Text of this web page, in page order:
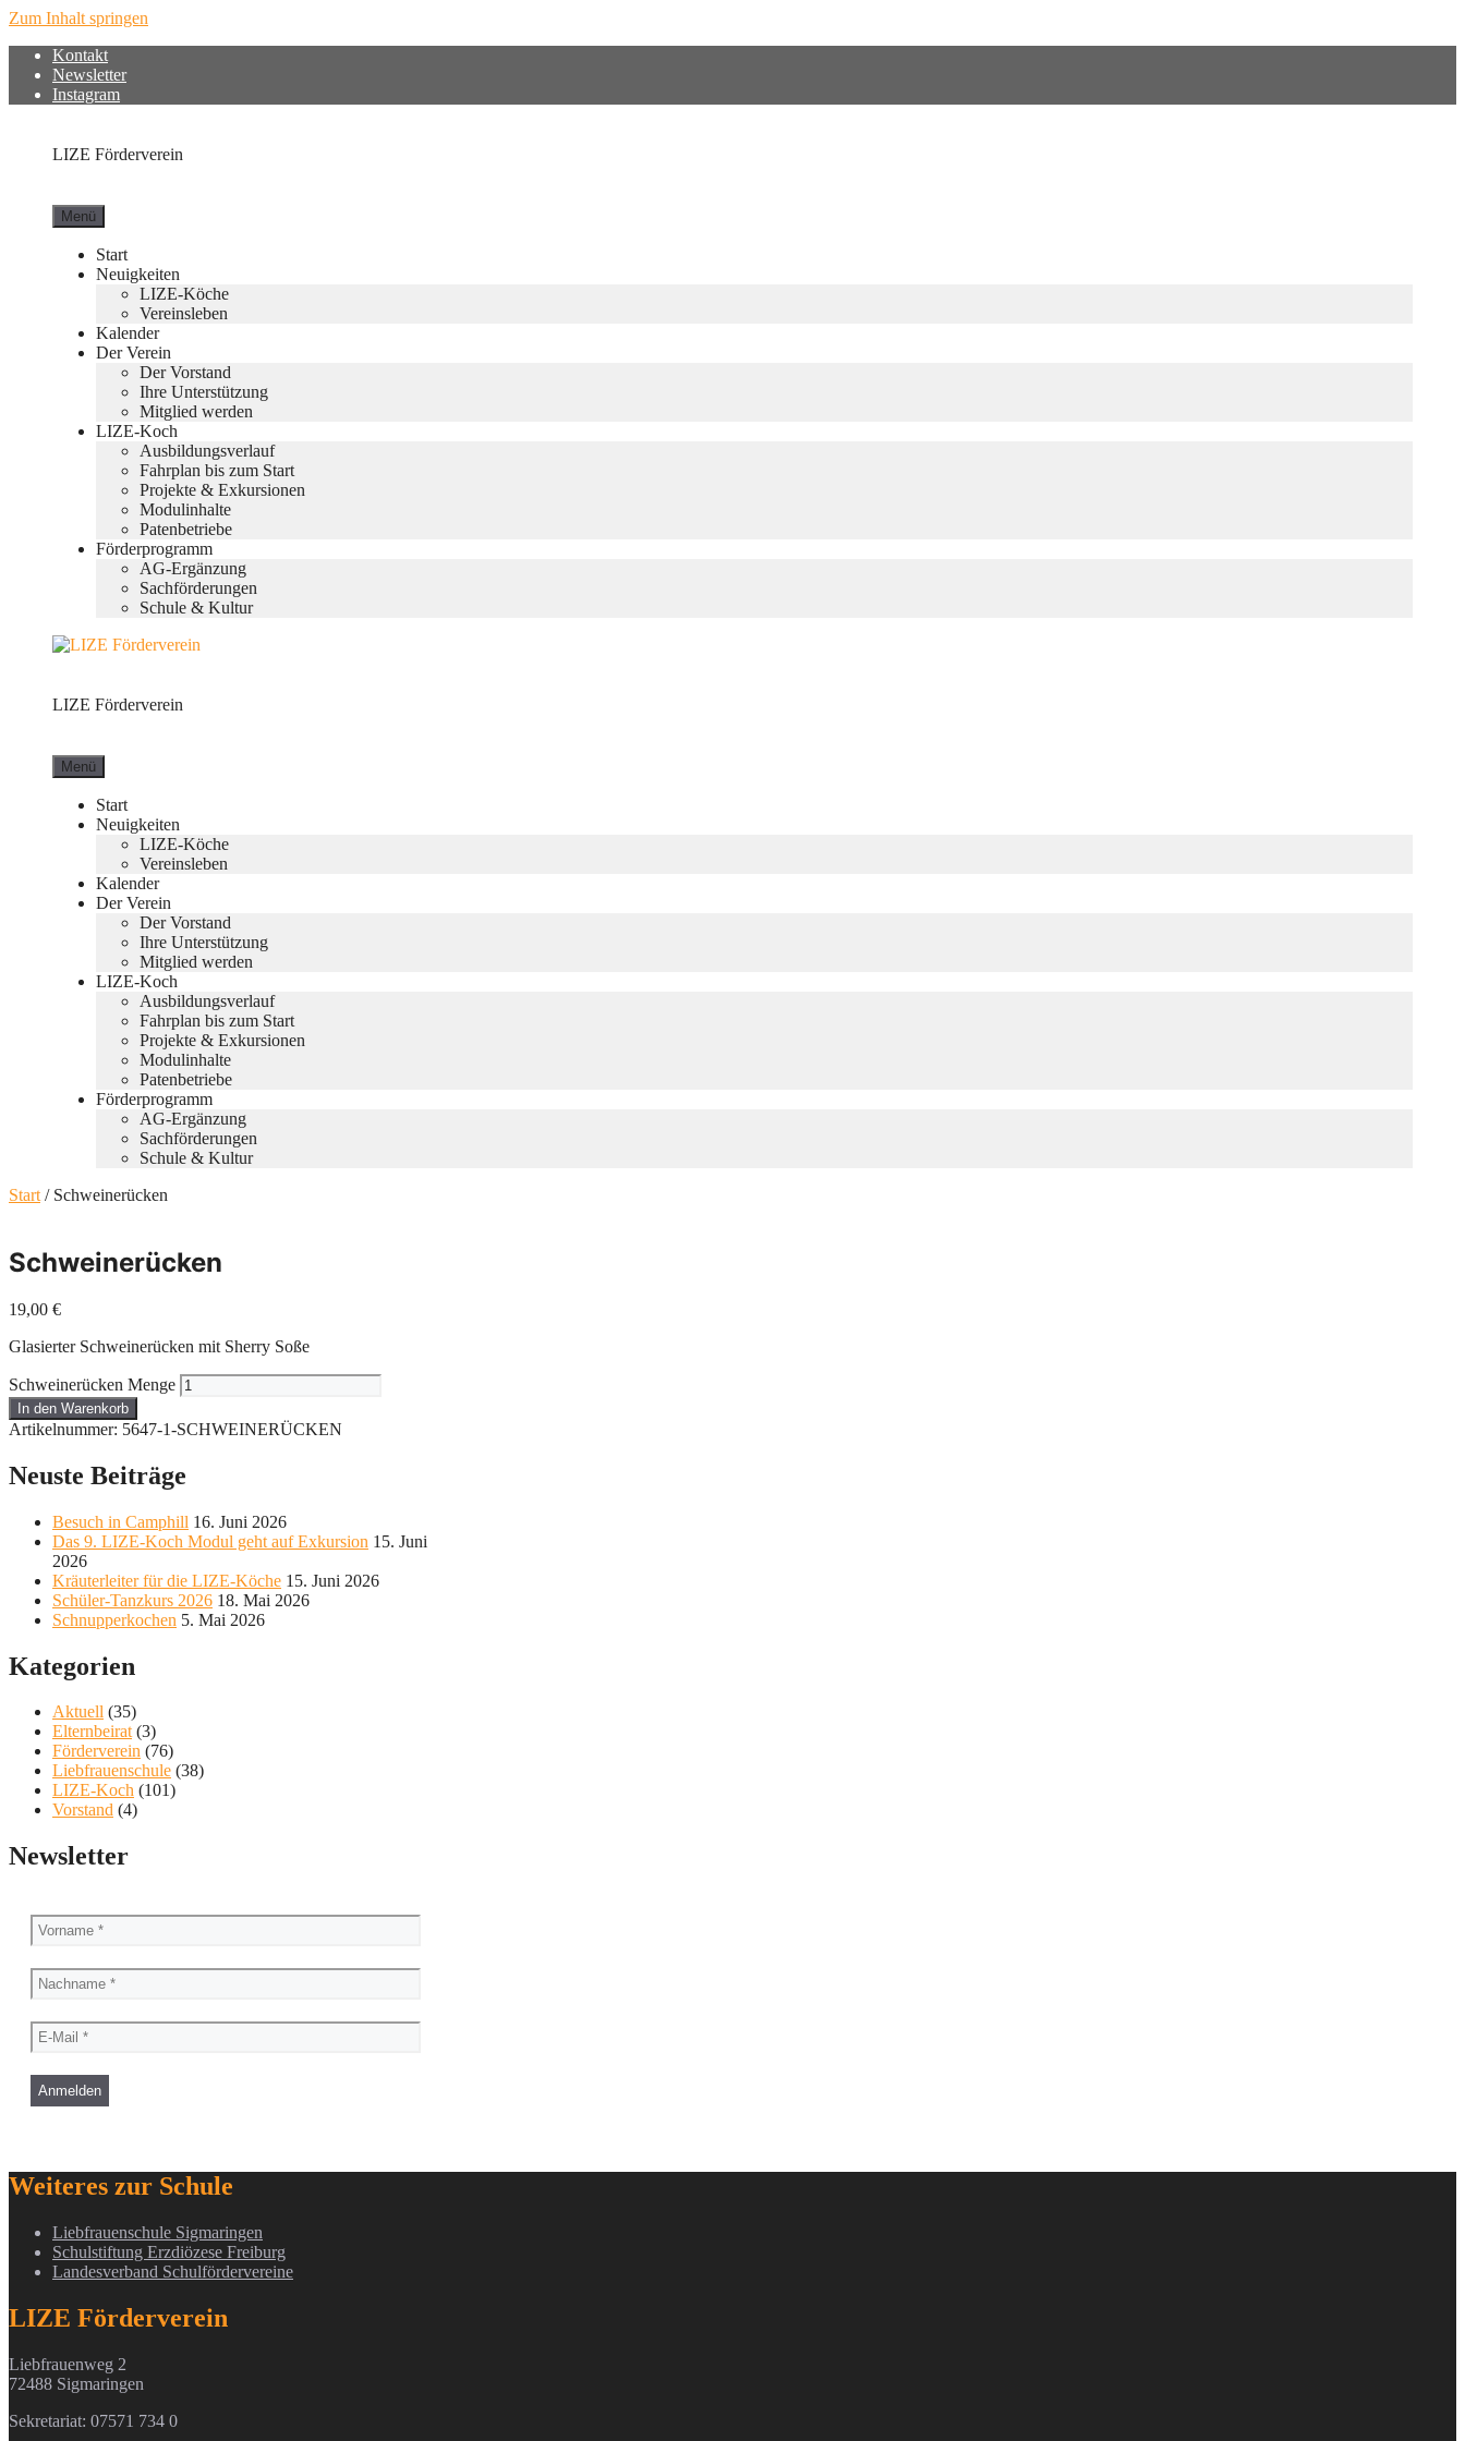
Zum Inhalt springen
Kontakt
Newsletter
Instagram
LIZE Förderverein
Menü
Start
Neuigkeiten
LIZE-Köche
Vereinsleben
Kalender
Der Verein
Der Vorstand
Ihre Unterstützung
Mitglied werden
LIZE-Koch
Ausbildungsverlauf
Fahrplan bis zum Start
Projekte & Exkursionen
Modulinhalte
Patenbetriebe
Förderprogramm
AG-Ergänzung
Sachförderungen
Schule & Kultur
LIZE Förderverein
Menü
Start
Neuigkeiten
LIZE-Köche
Vereinsleben
Kalender
Der Verein
Der Vorstand
Ihre Unterstützung
Mitglied werden
LIZE-Koch
Ausbildungsverlauf
Fahrplan bis zum Start
Projekte & Exkursionen
Modulinhalte
Patenbetriebe
Förderprogramm
AG-Ergänzung
Sachförderungen
Schule & Kultur
Start / Schweinerücken
Schweinerücken
19,00 €
Glasierter Schweinerücken mit Sherry Soße
Schweinerücken Menge
In den Warenkorb
Artikelnummer: 5647-1-SCHWEINERÜCKEN
Neuste Beiträge
Besuch in Camphill 16. Juni 2026
Das 9. LIZE-Koch Modul geht auf Exkursion 15. Juni
2026
Kräuterleiter für die LIZE-Köche 15. Juni 2026
Schüler-Tanzkurs 2026 18. Mai 2026
Schnupperkochen 5. Mai 2026
Kategorien
Aktuell (35)
Elternbeirat(3)
Förderverein (76)
Liebfrauenschule (38)
LIZE-Koch (101)
Vorstand (4)
Newsletter
Weiteres zur Schule
Liebfrauenschule Sigmaringen
Schulstiftung Erzdiözese Freiburg
Landesverband Schulfördervereine
LIZE Förderverein
Liebfrauenweg 2
72488 Sigmaringen
Sekretariat: 07571 734 0